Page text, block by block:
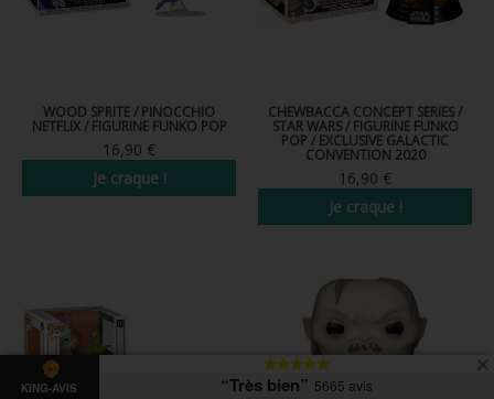
WOOD SPRITE / PINOCCHIO
NETFLIX / FIGURINE FUNKO POP
16,90 €
Je craque !
CHEWBACCA CONCEPT SERIES /
STAR WARS / FIGURINE FUNKO
POP / EXCLUSIVE GALACTIC
CONVENTION 2020
16,90 €
Je craque !
KING-AVIS “Très bien” 5665 avis